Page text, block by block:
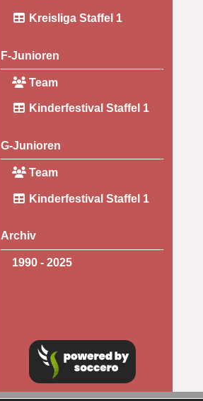
Kreisliga Staffel 1
F-Junioren
Team
Kinderfestival Staffel 1
G-Junioren
Team
Kinderfestival Staffel 1
Archiv
1990 - 2025